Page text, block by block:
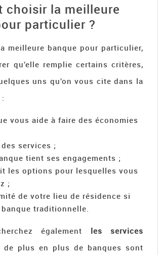
choisir la meilleure
particulier ?
meilleure banque pour particulier,
qu’elle remplie certains critères,
uns qu’on vous cite dans la
vous aide à faire des économies
services ;
tient ses engagements ;
les options pour lesquelles vous
;
de votre lieu de résidence si
banque traditionnelle.
également les services
de plus en plus de banques sont